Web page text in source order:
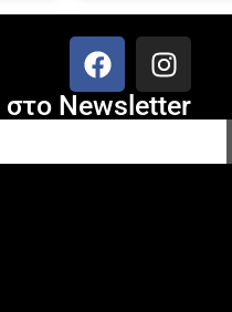
Newsletter